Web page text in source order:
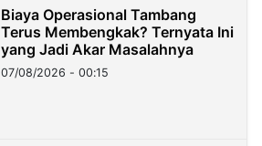
Biaya Operasional Tambang
Terus Membengkak? Ternyata Ini
yang Jadi Akar Masalahnya
07/08/2026 - 00:15